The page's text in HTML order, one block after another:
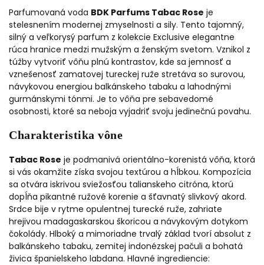
Parfumovaná voda BDK Parfums Tabac Rose je
stelesnením modernej zmyselnosti a sily. Tento tajomný,
silný a veľkorysý parfum z kolekcie Exclusive elegantne
rúca hranice medzi mužským a ženským svetom. Vznikol z
túžby vytvoriť vôňu plnú kontrastov, kde sa jemnosť a
vznešenosť zamatovej tureckej ruže stretáva so surovou,
návykovou energiou balkánskeho tabaku a lahodnými
gurmánskymi tónmi. Je to vôňa pre sebavedomé
osobnosti, ktoré sa neboja vyjadriť svoju jedinečnú povahu.
Charakteristika vône
Tabac Rose je podmanivá orientálno-korenistá vôňa, ktorá
si vás okamžite získa svojou textúrou a hĺbkou. Kompozícia
sa otvára iskrivou sviežosťou talianskeho citróna, ktorú
dopĺňa pikantné ružové korenie a šťavnatý slivkový akord.
Srdce bije v rytme opulentnej turecké ruže, zahriate
hrejivou madagaskarskou škoricou a návykovým dotykom
čokolády. Hlboký a mimoriadne trvalý základ tvorí absolut z
balkánskeho tabaku, zemitej indonézskej pačuli a bohatá
živica španielskeho labdana. Hlavné ingrediencie: